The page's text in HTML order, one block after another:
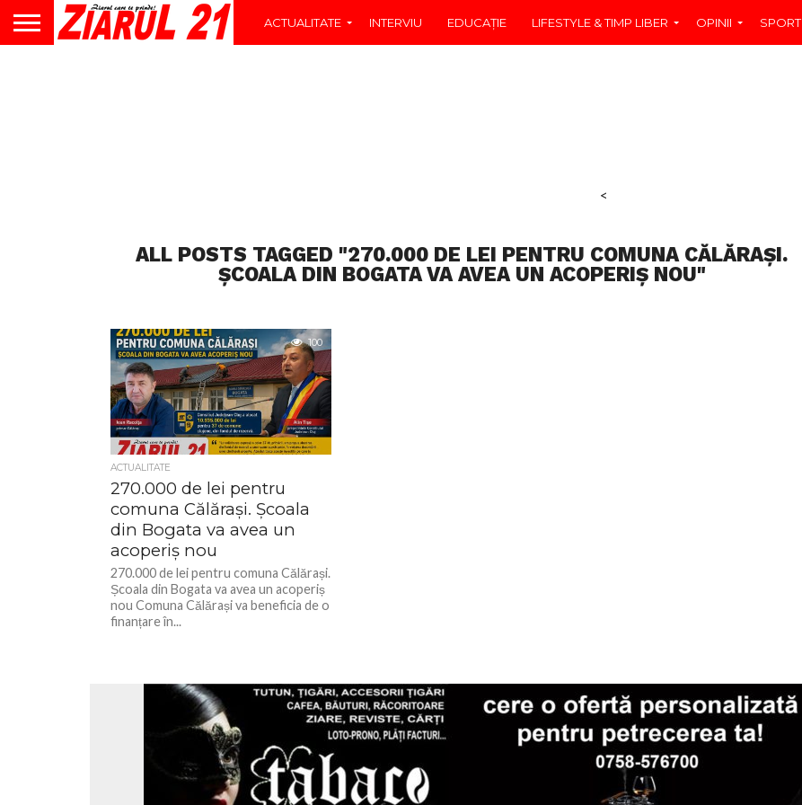
ACTUALITATE INTERVIU EDUCAŢIE LIFESTYLE & TIMP LIBER OPINII SPORT
<
ALL POSTS TAGGED "270.000 DE LEI PENTRU COMUNA CĂLĂRAȘI.
ȘCOALA DIN BOGATA VA AVEA UN ACOPERIȘ NOU"
100
ACTUALITATE
270.000 de lei pentru
comuna Călărași. Școala
din Bogata va avea un
acoperiș nou
270.000 de lei pentru comuna Călărași.
Școala din Bogata va avea un acoperiș
nou Comuna Călărași va beneficia de o
finanțare în...